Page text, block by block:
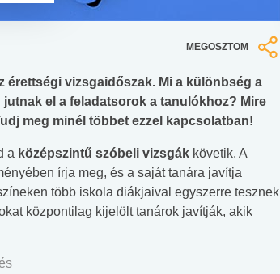
MEGOSZTOM
érettségi vizsgaidőszak. Mi a különbség a
el a feladatsorok a tanulókhoz? Mire
meg minél többet ezzel kapcsolatban!
a középszintű szóbeli vizsgák követik. A
írja meg, és a saját tanára javítja
több iskola diákjaival egyszerre tesznek
központilag kijelölt tanárok javítják, akik